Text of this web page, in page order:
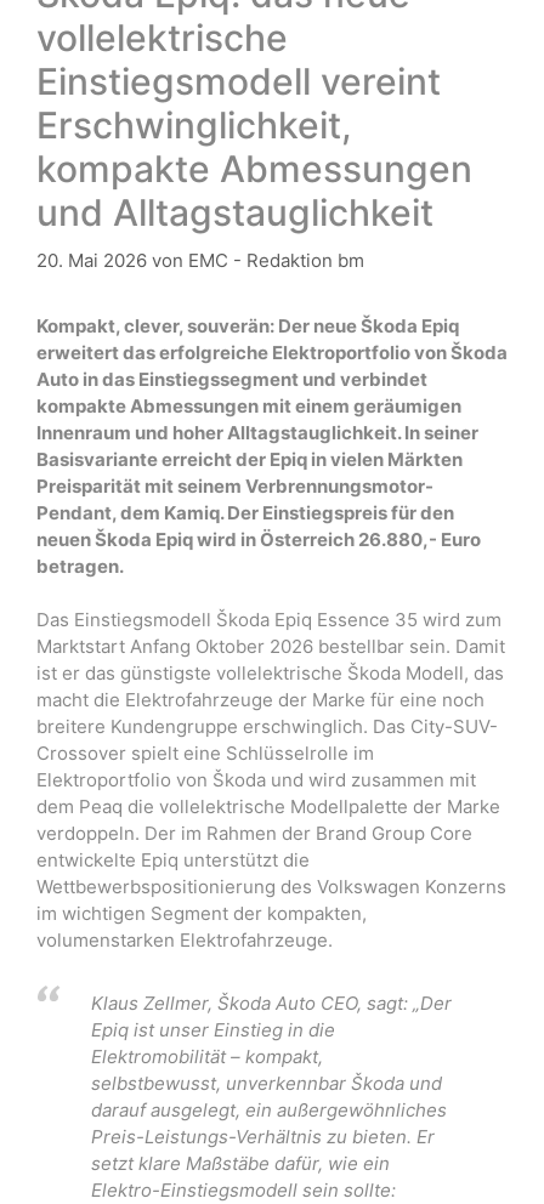
vollelektrische
Einstiegsmodell vereint
Erschwinglichkeit,
kompakte Abmessungen
und Alltagstauglichkeit
20. Mai 2026 von EMC - Redaktion bm
Kompakt, clever, souverän: Der neue Škoda Epiq
erweitert das erfolgreiche Elektroportfolio von Škoda
Auto in das Einstiegssegment und verbindet
kompakte Abmessungen mit einem geräumigen
Innenraum und hoher Alltagstauglichkeit. In seiner
Basisvariante erreicht der Epiq in vielen Märkten
Preisparität mit seinem Verbrennungsmotor-
Pendant, dem Kamiq. Der Einstiegspreis für den
neuen Škoda Epiq wird in Österreich 26.880,- Euro
betragen.
Das Einstiegsmodell Škoda Epiq Essence 35 wird zum
Marktstart Anfang Oktober 2026 bestellbar sein. Damit
ist er das günstigste vollelektrische Škoda Modell, das
macht die Elektrofahrzeuge der Marke für eine noch
breitere Kundengruppe erschwinglich. Das City-SUV-
Crossover spielt eine Schlüsselrolle im
Elektroportfolio von Škoda und wird zusammen mit
dem Peaq die vollelektrische Modellpalette der Marke
verdoppeln. Der im Rahmen der Brand Group Core
entwickelte Epiq unterstützt die
Wettbewerbspositionierung des Volkswagen Konzerns
im wichtigen Segment der kompakten,
volumenstarken Elektrofahrzeuge.
Klaus Zellmer, Škoda Auto CEO, sagt: „Der
Epiq ist unser Einstieg in die
Elektromobilität – kompakt,
selbstbewusst, unverkennbar Škoda und
darauf ausgelegt, ein außergewöhnliches
Preis-Leistungs-Verhältnis zu bieten. Er
setzt klare Maßstäbe dafür, wie ein
Elektro-Einstiegsmodell sein sollte: